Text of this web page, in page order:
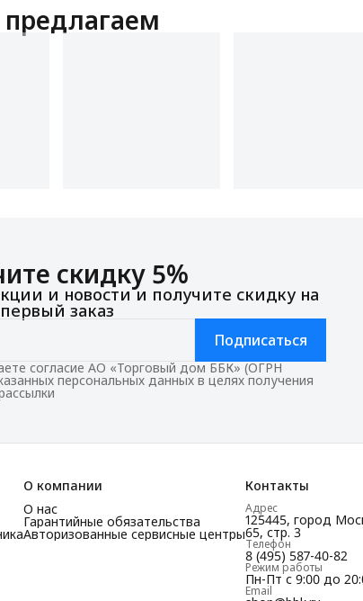
скидку 5%
и новости и получите скидку на
первый заказ
Подписаться
согласие АО «Торговый дом ББК» (ОГРН
персональных данных в целях получения
О компании
О нас
Гарантийные обязательства
Авторизованные сервисные центры
Контакты
Адрес
125445, город
65, стр. 3
Телефон
8 (495) 587-40-82
Режим работы
Пн-Пт с 9:00 до
Email